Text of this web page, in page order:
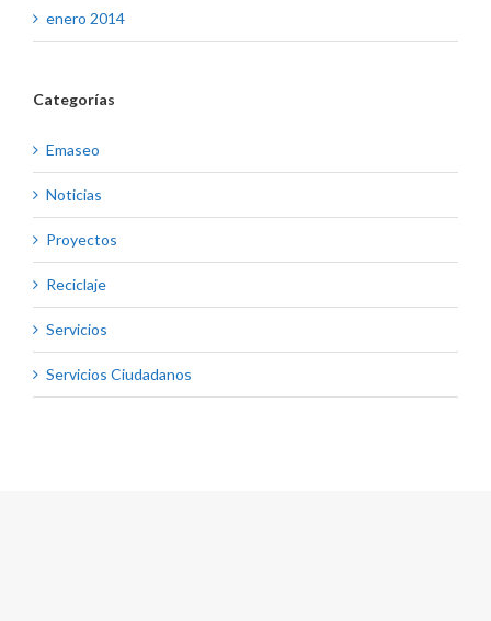
enero 2014
Categorías
Emaseo
Noticias
Proyectos
Reciclaje
Servicios
Servicios Ciudadanos